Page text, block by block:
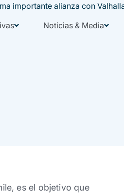
Noticias & Media
es el objetivo que